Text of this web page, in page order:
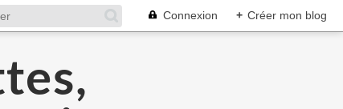
Connexion + Créer mon blog